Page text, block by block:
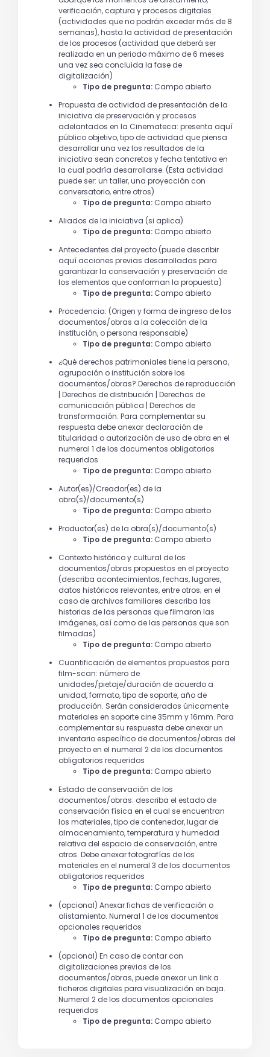
verificación, captura y procesos digitales
(actividades que no podrán exceder más de 8
semanas), hasta la actividad de presentación
de los procesos (actividad que deberá ser
realizada en un periodo máximo de 6 meses
una vez sea concluida la fase de
digitalización)
Tipo de pregunta: Campo abierto
Propuesta de actividad de presentación de la
iniciativa de preservación y procesos
adelantados en la Cinemateca: presenta aquí
público objetivo, tipo de actividad que piensa
desarrollar una vez los resultados de la
iniciativa sean concretos y fecha tentativa en
la cual podría desarrollarse. (Esta actividad
puede ser: un taller, una proyección con
conversatorio, entre otros)
Tipo de pregunta: Campo abierto
Aliados de la iniciativa (si aplica)
Tipo de pregunta: Campo abierto
Antecedentes del proyecto (puede describir
aquí acciones previas desarrolladas para
garantizar la conservación y preservación de
los elementos que conforman la propuesta)
Tipo de pregunta: Campo abierto
Procedencia: (Origen y forma de ingreso de los
documentos/obras a la colección de la
institución, o persona responsable)
Tipo de pregunta: Campo abierto
¿Qué derechos patrimoniales tiene la persona,
agrupación o institución sobre los
documentos/obras? Derechos de reproducción
| Derechos de distribución | Derechos de
comunicación pública | Derechos de
transformación. Para complementar su
respuesta debe anexar declaración de
titularidad o autorización de uso de obra en el
numeral 1 de los documentos obligatorios
requeridos
Tipo de pregunta: Campo abierto
Autor(es)/Creador(es) de la
obra(s)/documento(s)
Tipo de pregunta: Campo abierto
Productor(es) de la obra(s)/documento(s)
Tipo de pregunta: Campo abierto
Contexto histórico y cultural de los
documentos/obras propuestos en el proyecto
(describa acontecimientos, fechas, lugares,
datos históricos relevantes, entre otros; en el
caso de archivos familiares describa las
historias de las personas que filmaron las
imágenes, así como de las personas que son
filmadas)
Tipo de pregunta: Campo abierto
Cuantificación de elementos propuestos para
film-scan: número de
unidades/pietaje/duración de acuerdo a
unidad, formato, tipo de soporte, año de
producción. Serán considerados únicamente
materiales en soporte cine 35mm y 16mm. Para
complementar su respuesta debe anexar un
inventario específico de documentos/obras del
proyecto en el numeral 2 de los documentos
obligatorios requeridos
Tipo de pregunta: Campo abierto
Estado de conservación de los
documentos/obras: describa el estado de
conservación física en el cual se encuentran
los materiales, tipo de contenedor, lugar de
almacenamiento, temperatura y humedad
relativa del espacio de conservación, entre
otros. Debe anexar fotografías de los
materiales en el numeral 3 de los documentos
obligatorios requeridos
Tipo de pregunta: Campo abierto
(opcional) Anexar fichas de verificación o
alistamiento. Numeral 1 de los documentos
opcionales requeridos
Tipo de pregunta: Campo abierto
(opcional) En caso de contar con
digitalizaciones previas de los
documentos/obras, puede anexar un link a
ficheros digitales para visualización en baja.
Numeral 2 de los documentos opcionales
requeridos
Tipo de pregunta: Campo abierto